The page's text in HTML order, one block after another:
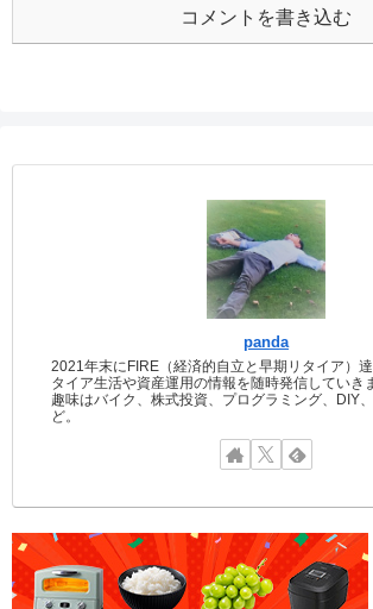
コメントを書き込む
panda
2021年末にFIRE（経済的自立と早期リタイア）
タイア生活や資産運用の情報を随時発信していき
趣味はバイク、株式投資、プログラミング、DIY
ど。